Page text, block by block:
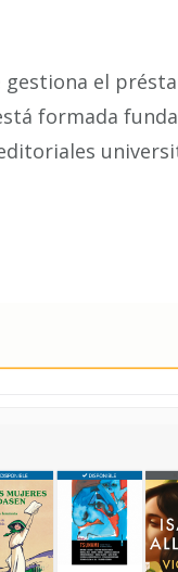
gestiona el
formada